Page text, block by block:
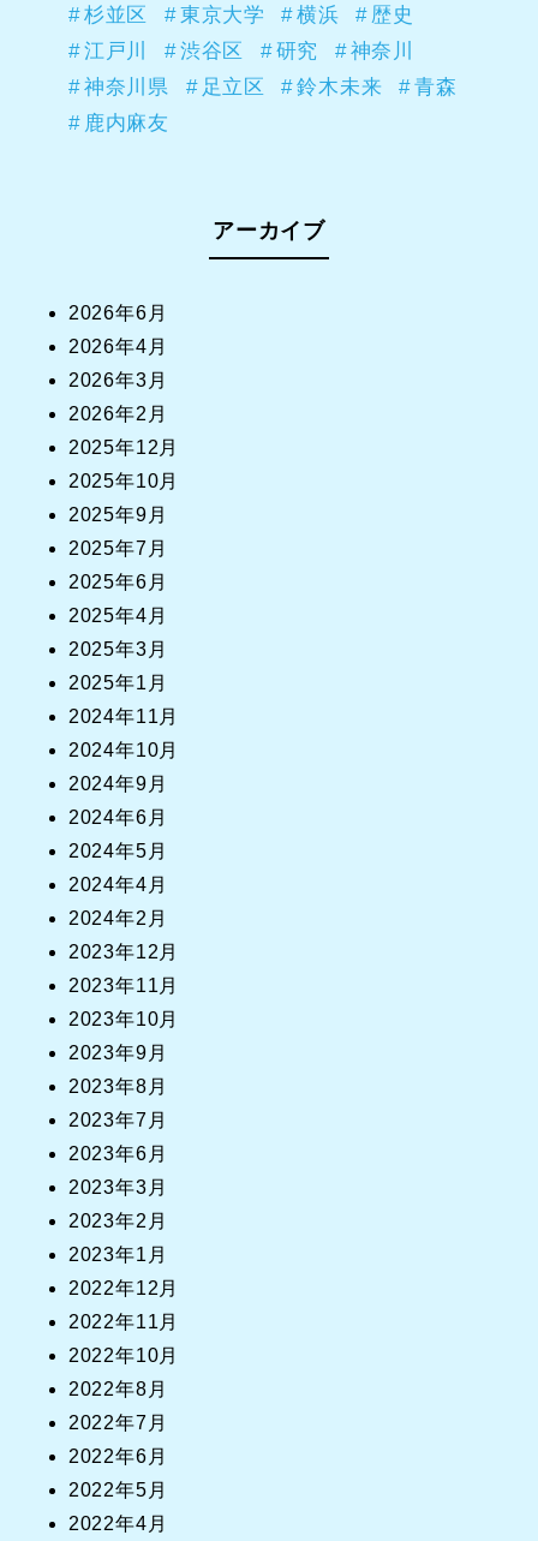
杉並区 東京大学 横浜
歴史
江戸川
渋谷区 研究
神奈川
神奈川県
足立区 鈴木未来
青森
鹿内麻友
アーカイブ
2026年6月
2026年4月
2026年3月
2026年2月
2025年12月
2025年10月
2025年9月
2025年7月
2025年6月
2025年4月
2025年3月
2025年1月
2024年11月
2024年10月
2024年9月
2024年6月
2024年5月
2024年4月
2024年2月
2023年12月
2023年11月
2023年10月
2023年9月
2023年8月
2023年7月
2023年6月
2023年3月
2023年2月
2023年1月
2022年12月
2022年11月
2022年10月
2022年8月
2022年7月
2022年6月
2022年5月
2022年4月